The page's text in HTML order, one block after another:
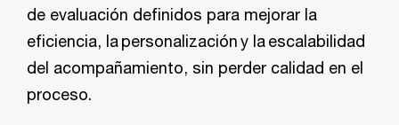
de evaluación definidos para mejorar la
eficiencia, la personalización y la escalabilidad
del acompañamiento, sin perder calidad en el
proceso.